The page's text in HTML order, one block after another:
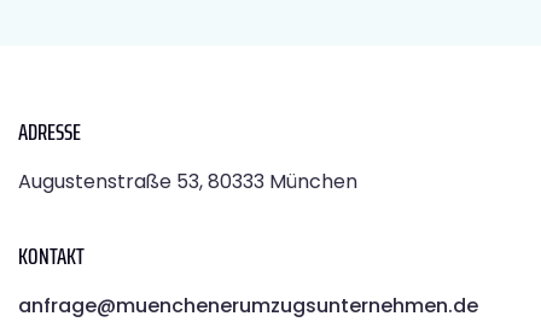
ADRESSE
Augustenstraße 53, 80333 München
KONTAKT
anfrage@muenchenerumzugsunternehmen.de